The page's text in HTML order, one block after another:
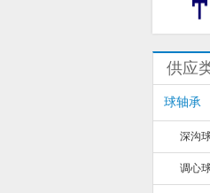
供应
球轴承
深沟
调心